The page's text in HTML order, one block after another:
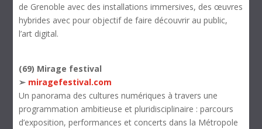
de Grenoble avec des installations immersives, des œuvres
hybrides avec pour objectif de faire découvrir au public,
l’art digital.
(69) Mirage festival
➢ miragefestival.com
Un panorama des cultures numériques à travers une
programmation ambitieuse et pluridisciplinaire : parcours
d’exposition, performances et concerts dans la Métropole